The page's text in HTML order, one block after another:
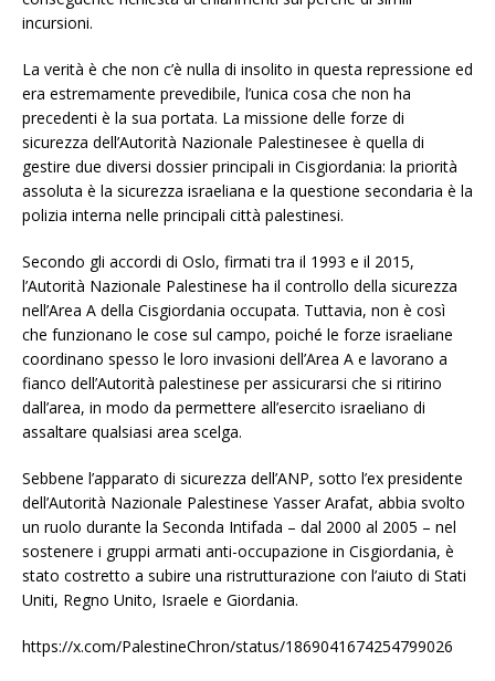
incursioni.
La verità è che non c’è nulla di insolito in questa repressione ed
era estremamente prevedibile, l’unica cosa che non ha
precedenti è la sua portata. La missione delle forze di
sicurezza dell’Autorità Nazionale Palestinesee è quella di
gestire due diversi dossier principali in Cisgiordania: la priorità
assoluta è la sicurezza israeliana e la questione secondaria è la
polizia interna nelle principali città palestinesi.
Secondo gli accordi di Oslo, firmati tra il 1993 e il 2015,
l’Autorità Nazionale Palestinese ha il controllo della sicurezza
nell’Area A della Cisgiordania occupata. Tuttavia, non è così
che funzionano le cose sul campo, poiché le forze israeliane
coordinano spesso le loro invasioni dell’Area A e lavorano a
fianco dell’Autorità palestinese per assicurarsi che si ritirino
dall’area, in modo da permettere all’esercito israeliano di
assaltare qualsiasi area scelga.
Sebbene l’apparato di sicurezza dell’ANP, sotto l’ex presidente
dell’Autorità Nazionale Palestinese Yasser Arafat, abbia svolto
un ruolo durante la Seconda Intifada – dal 2000 al 2005 – nel
sostenere i gruppi armati anti-occupazione in Cisgiordania, è
stato costretto a subire una ristrutturazione con l’aiuto di Stati
Uniti, Regno Unito, Israele e Giordania.
https://x.com/PalestineChron/status/1869041674254799026